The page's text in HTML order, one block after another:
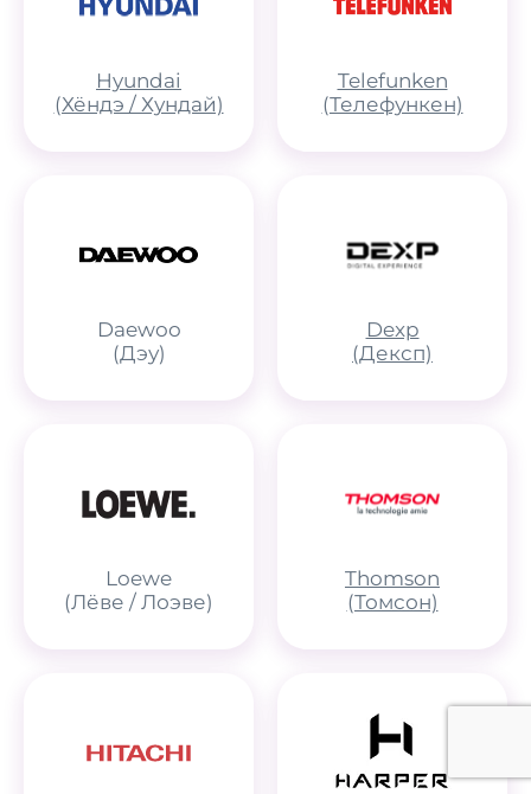
Hyundai
(Хёндэ / Хундай)
Telefunken
(Телефункен)
Daewoo
(Дэу)
Dexp
(Дексп)
Loewe
(Лёве / Лоэве)
Thomson
(Томсон)